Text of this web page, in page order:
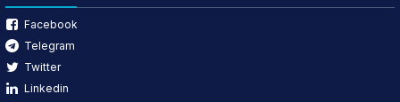
Facebook
Telegram
Twitter
Linkedin